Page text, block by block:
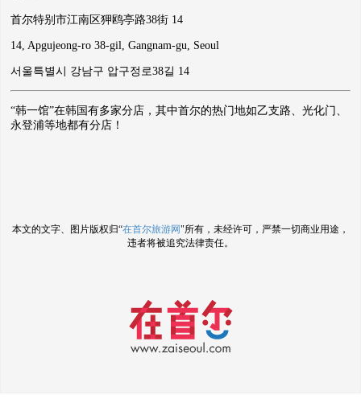
首尔特别市江南区狎鸥亭路38街 14
14, Apgujeong-ro 38-gil, Gangnam-gu, Seoul
서울특별시 강남구 압구정로38길 14
“韩一馆”在韩国有多家分店，其中首尔的热门地如乙支路、光化门、
永登浦等地都有分店！
本文的文字、图片版权归“在首尔旅游网"所有，未经许可，严禁一切商业用途，
违者将被追究法律责任。